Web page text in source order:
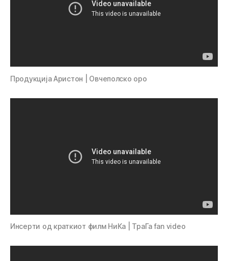
Продукција Аристон | Овчеполско оро
Инсерти од краткиот филм НиКа | ТраГа fan video